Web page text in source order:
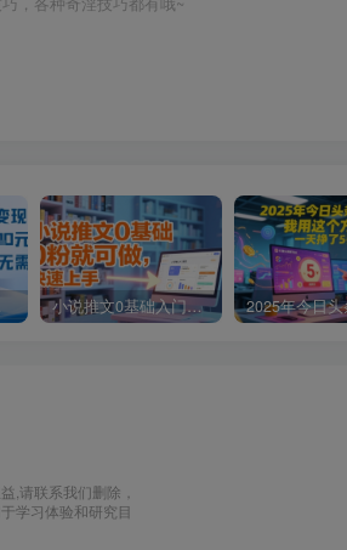
小说推文0基础入门教程，0粉就可做，快速上手
,请联系我们删除，
学习体验和研究目